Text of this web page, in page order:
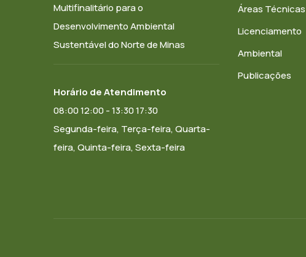
Multifinalitário para o
Desenvolvimento Ambiental
Sustentável do Norte de Minas
Horário de Atendimento
08:00 12:00 - 13:30 17:30
Segunda-feira, Terça-feira, Quarta-
feira, Quinta-feira, Sexta-feira
Áreas Técnicas
Licenciamento
Ambiental
Publicações